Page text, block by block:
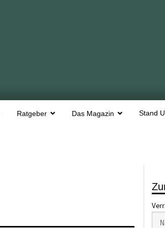
Ratgeber Das Magazin Stand